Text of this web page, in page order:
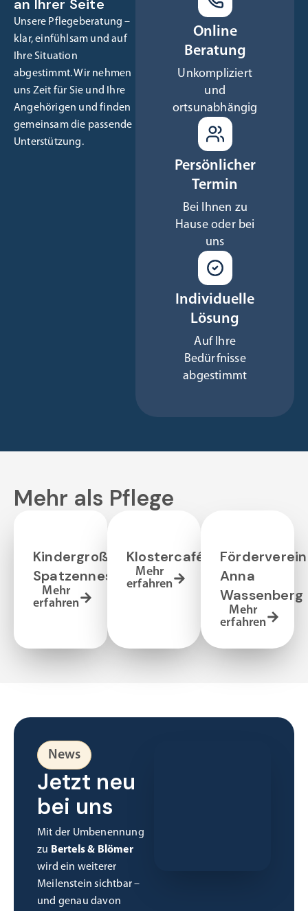
an Ihrer Seite
Unsere Pflegeberatung –
klar, einfühlsam und auf
Ihre Situation
abgestimmt. Wir nehmen
uns Zeit für Sie und Ihre
Angehörigen und finden
gemeinsam die passende
Unterstützung.
Online
Beratung
Unkompliziert
und
ortsunabhängig
Persönlicher
Termin
Bei Ihnen zu
Hause oder bei
uns
Individuelle
Lösung
Auf Ihre
Bedürfnisse
abgestimmt
Mehr als Pflege
Kindergroßtagespflege
Spatzennest
Mehr
erfahren
Klostercafé
Mehr
erfahren
Förderverein
Anna
Wassenberg
Mehr
erfahren
News
Jetzt neu
bei uns
Mit der Umbenennung
zu Bertels & Blömer
wird ein weiterer
Meilenstein sichtbar –
und genau davon